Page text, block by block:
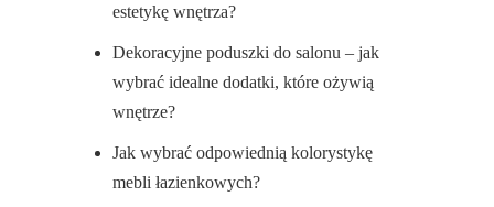
estetykę wnętrza?
Dekoracyjne poduszki do salonu – jak
wybrać idealne dodatki, które ożywią
wnętrze?
Jak wybrać odpowiednią kolorystykę
mebli łazienkowych?